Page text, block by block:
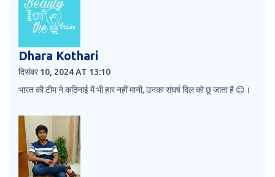
Dhara Kothari
दिसंबर 10, 2024 AT 13:10
भारत की टीम ने कठिनाई में भी हार नहीं मानी, उनका संघर्ष दिल को छू जाता है 😊।